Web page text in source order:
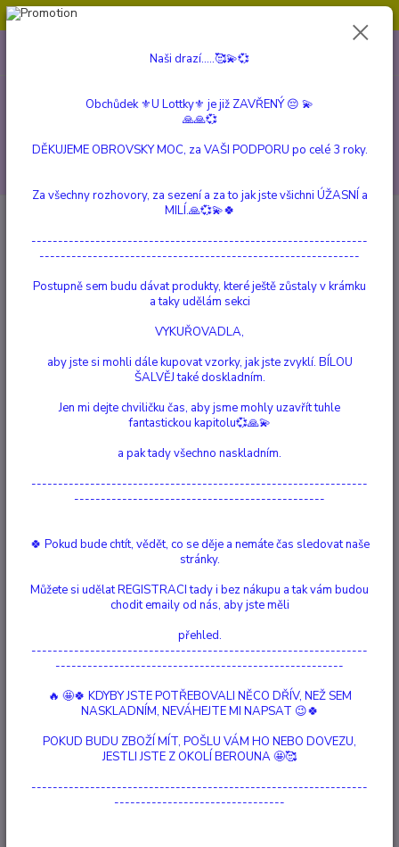
CZK
BÍLÁ ŠALVĚJ a Vše kolem Bílá Šalvěj - 7 Čaker
Bílá Šalvěj - 7 Čaker
TOP produkt
Bílá Šalvěj s okvětními lístky růží. Vykuřovací svazky se využívají už po
staletí. Původní obyvatelé Ameriky je používali při obřadech na očištění
domů nebo zahánění zlých duchů. Můžou také být použity na pročištění
dlouhá lé...celý popis
Dostupnost Není skladem
278 Kč/ks
72003
Země původu:
USA
10 cm
Podobné produkty
Naši drazí.....🥰💫💞
Obchůdek ⚜️U Lottky⚜️ je již ZAVŘENÝ 😔 💫
🙏🙏💞
DĚKUJEME OBROVSKY MOC, za VAŠI PODPORU po celé 3 roky.
Za všechny rozhovory, za sezení a za to jak jste všichni ÚŽASNÍ a
MILÍ.🙏💞💫🍀
---------------------------------------------------------------
------------------------------------------------------------
Postupně sem budu dávat produkty, které ještě zůstaly v krámku
a taky udělám sekci
VYKUŘOVADLA,
aby jste si mohli dále kupovat vzorky, jak jste zvyklí. BÍLOU
ŠALVĚJ také doskladním.
Jen mi dejte chviličku čas, aby jsme mohly uzavřít tuhle
fantastickou kapitolu💞🙏💫
a pak tady všechno naskladním.
---------------------------------------------------------------
-----------------------------------------------
🍀 Pokud bude chtít, vědět, co se děje a nemáte čas sledovat naše
stránky.
Můžete si udělat REGISTRACI tady i bez nákupu a tak vám budou
chodit emaily od nás, aby jste měli
přehled.
---------------------------------------------------------------
------------------------------------------------------
🔥 🤩🍀 KDYBY JSTE POTŘEBOVALI NĚCO DŘÍV, NEŽ SEM
NASKLADNÍM, NEVÁHEJTE MI NAPSAT 😉🍀
POKUD BUDU ZBOŽÍ MÍT, POŠLU VÁM HO NEBO DOVEZU,
JESTLI JSTE Z OKOLÍ BEROUNA 🤩🥰
---------------------------------------------------------------
--------------------------------